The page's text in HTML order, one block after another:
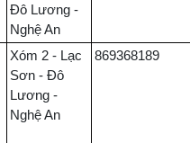
Đô Lương -
Nghệ An
Xóm 2 - Lạc
Sơn - Đô
Lương -
Nghệ An
869368189